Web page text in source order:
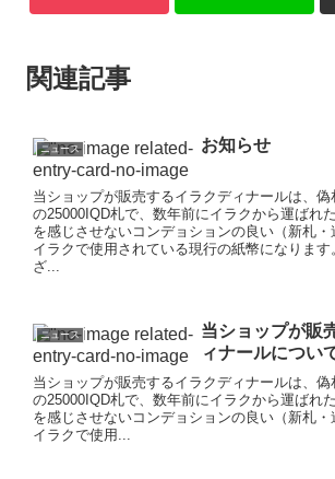
関連記事
ニュース お知らせ
当ショップが販売するイラクディナールは、
の25000IQD札で、数年前にイラクから運ばれ
を感じさせないコンデョションの良い（新札
イラクで使用されている現行の紙幣になりま
ざ...
ニュース
当ショップが販
ィナールについ
当ショップが販売するイラクディナールは、
の25000IQD札で、数年前にイラクから運ばれ
を感じさせないコンデョションの良い（新札
イラクで使用...